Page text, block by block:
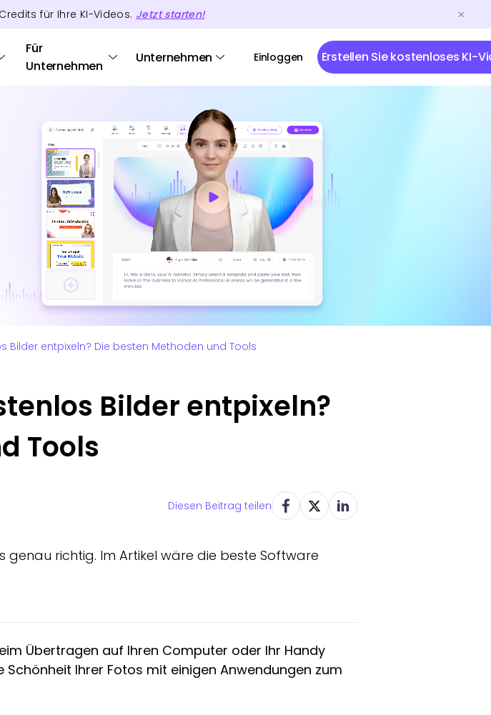
für Ihre KI-Videos. Jetzt starten!
Für
Unternehmen
Unternehmen Einloggen Erstellen Sie kostenloses KI-
Bilder entpixeln? Die besten Methoden und Tools
Bilder entpixeln?
Tools
Diesen Beitrag teilen
genau richtig. Im Artikel wäre die beste Software
Übertragen auf Ihren Computer oder Ihr Handy
Ihrer Fotos mit einigen Anwendungen zum